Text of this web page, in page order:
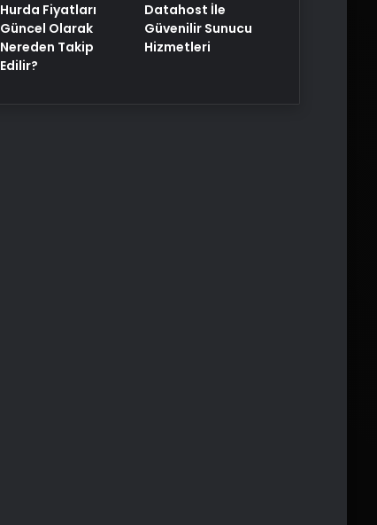
Hurda Fiyatları
Güncel Olarak
Nereden Takip
Edilir?
Datahost İle
Güvenilir Sunucu
Hizmetleri